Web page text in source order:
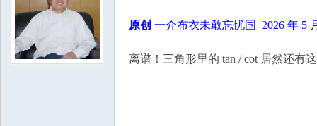
原创 一介布衣未敢忘忧国 2026 年 5
离谱！三角形里的 tan / cot 居然还有